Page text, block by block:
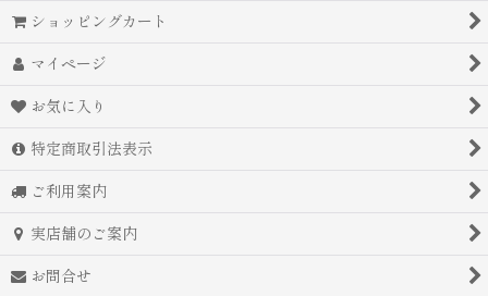
ショッピングカート
マイページ
お気に入り
特定商取引法表示
ご利用案内
実店舗のご案内
お問合せ